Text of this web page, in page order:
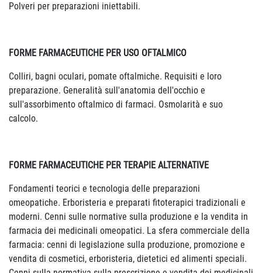
Polveri per preparazioni iniettabili.
FORME FARMACEUTICHE PER USO OFTALMICO
Colliri, bagni oculari, pomate oftalmiche. Requisiti e loro
preparazione. Generalità sull'anatomia dell'occhio e
sull'assorbimento oftalmico di farmaci. Osmolarità e suo
calcolo.
FORME FARMACEUTICHE PER TERAPIE ALTERNATIVE
Fondamenti teorici e tecnologia delle preparazioni
omeopatiche. Erboristeria e preparati fitoterapici tradizionali e
moderni. Cenni sulle normative sulla produzione e la vendita in
farmacia dei medicinali omeopatici. La sfera commerciale della
farmacia: cenni di legislazione sulla produzione, promozione e
vendita di cosmetici, erboristeria, dietetici ed alimenti speciali.